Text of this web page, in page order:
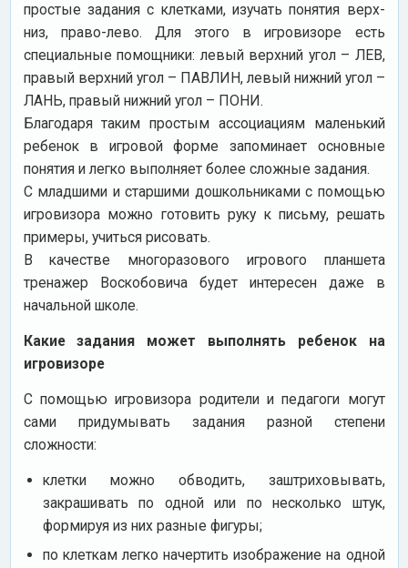
простые задания с клетками, изучать понятия верх-
низ, право-лево. Для этого в игровизоре есть
специальные помощники: левый верхний угол – ЛЕВ,
правый верхний угол – ПАВЛИН, левый нижний угол –
ЛАНЬ, правый нижний угол – ПОНИ.
Благодаря таким простым ассоциациям маленький
ребенок в игровой форме запоминает основные
понятия и легко выполняет более сложные задания.
С младшими и старшими дошкольниками с помощью
игровизора можно готовить руку к письму, решать
примеры, учиться рисовать.
В качестве многоразового игрового планшета
тренажер Воскобовича будет интересен даже в
начальной школе.
Какие задания может выполнять ребенок на
игровизоре
С помощью игровизора родители и педагоги могут
сами придумывать задания разной степени
сложности:
клетки можно обводить, заштриховывать,
закрашивать по одной или по несколько штук,
формируя из них разные фигуры;
по клеткам легко начертить изображение на одной